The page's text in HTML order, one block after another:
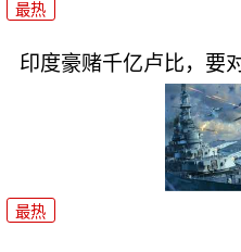
最热
印度豪赌千亿卢比，要
最热